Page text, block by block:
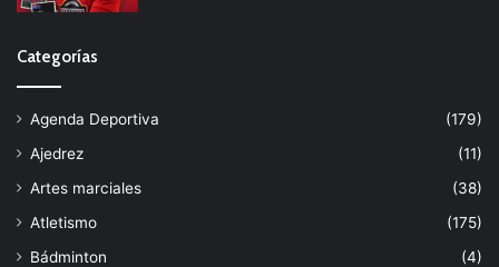
Categorías
Agenda Deportiva
(179)
Ajedrez
(11)
Artes marciales
(38)
Atletismo
(175)
Bádminton
(4)